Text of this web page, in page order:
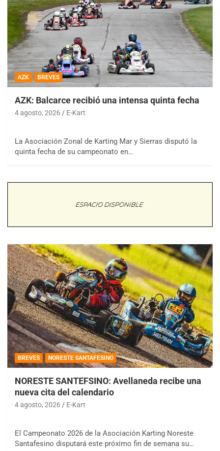
AZK BREVES
AZK: Balcarce recibió una intensa quinta fecha
4 agosto, 2026 E-Kart
La Asociación Zonal de Karting Mar y Sierras disputó la
quinta fecha de su campeonato en…
BREVES NORESTE SANTAFESINO
NORESTE SANTEFSINO: Avellaneda recibe una
nueva cita del calendario
4 agosto, 2026 E-Kart
El Campeonato 2026 de la Asociación Karting Noreste
Santafesino disputará este próximo fin de semana su…